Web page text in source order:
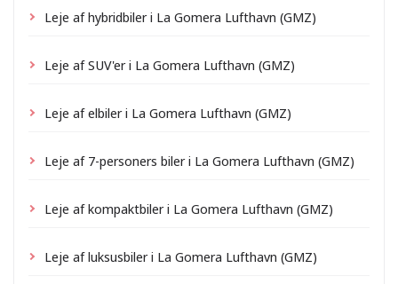
Leje af hybridbiler i La Gomera Lufthavn (GMZ)
Leje af SUV'er i La Gomera Lufthavn (GMZ)
Leje af elbiler i La Gomera Lufthavn (GMZ)
Leje af 7-personers biler i La Gomera Lufthavn (GMZ)
Leje af kompaktbiler i La Gomera Lufthavn (GMZ)
Leje af luksusbiler i La Gomera Lufthavn (GMZ)